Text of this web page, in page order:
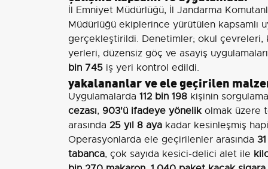
İl Emniyet Müdürlüğü, İl Jandarma
Müdürlüğü ekiplerince yürütülen kapsamlı
gerçekleştirildi. Denetimler; okul çevreleri,
yerleri, düzensiz göç ve asayiş
bin 745 iş yeri kontrol edildi.
yakalananlar ve ele geçirilen
Uygulamalarda 112 bin 198 kişinin
cezası, 903'ü ifadeye yönelikolmak üzere
arasında 25 yıl 8 aya kadar kesinleşmiş
Operasyonlarda ele geçirilenler arasında
tabanca, çok sayıda kesici-delici alet ile